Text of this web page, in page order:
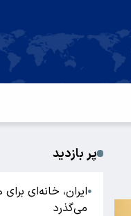
پر بازدید
●ایران، خانه‌ای
می‌گذرد